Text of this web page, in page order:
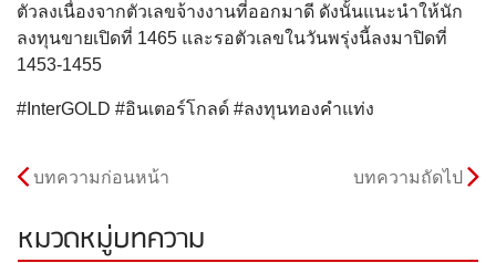
ตัวลงเนื่องจากตัวเลขจ้างงานที่ออกมาดี ดังนั้นแนะนำให้นัก
ลงทุนขายเปิดที่ 1465 และรอตัวเลขในวันพรุ่งนี้ลงมาปิดที่
1453-1455
#InterGOLD #อินเตอร์โกลด์ #ลงทุนทองคำแท่ง
บทความก่อนหน้า บทความถัดไป
หมวดหมู่บทความ